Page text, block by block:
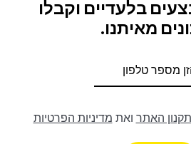
בלעדיים וקבלו
מאיתנו.
תקנון האתר ואת מדיניות הפרטיות